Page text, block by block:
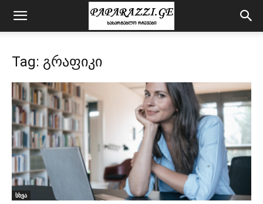
Tag: გრაფიკი
სხვა